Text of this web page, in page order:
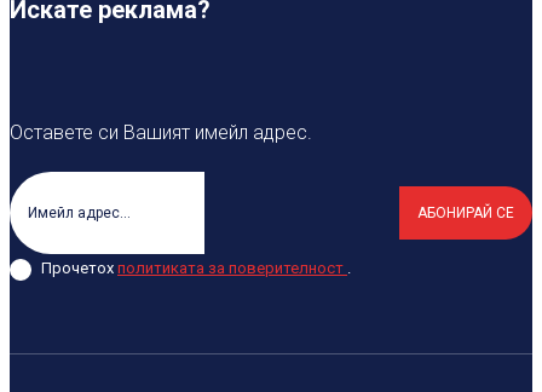
Искате реклама?
Оставете си Вашият имейл адрес.
АБОНИРАЙ СЕ
Прочетох политиката за поверителност .